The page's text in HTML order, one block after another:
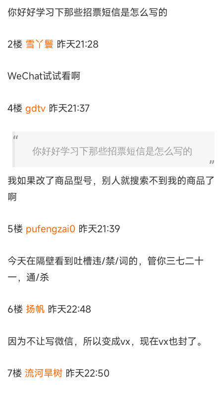
你好好学习下那些招票短信是怎么写的
2楼 雪丫鬟 昨天21:28
WeChat试试看啊
4楼 gdtv 昨天21:37
你好好学习下那些招票短信是怎么写的
我如果改了商品型号，别人就搜索不到我的商品了
啊
5楼 pufengzai0 昨天21:39
今天在隔壁看到吐槽违/禁/词的，管你三七二十
一，通/杀
6楼 扬帆 昨天22:48
因为不让写微信，所以变成vx，现在vx也封了。
7楼 流河旱树 昨天22:50